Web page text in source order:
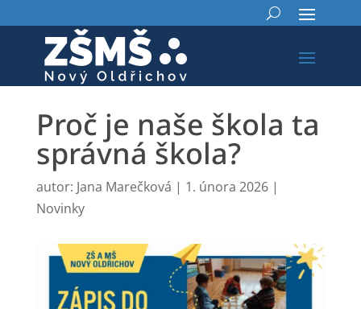
Proč je naše škola ta
správná škola?
autor: Jana Marečková | 1. února 2026|
Novinky